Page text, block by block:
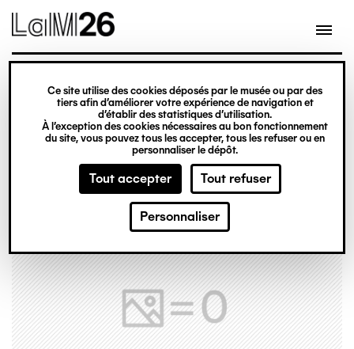
Gestion des cookies
Ce site utilise des cookies déposés par le musée ou par des
tiers afin d’améliorer votre expérience de navigation et
d’établir des statistiques d’utilisation.
À l’exception des cookies nécessaires au bon fonctionnement
du site, vous pouvez tous les accepter, tous les refuser ou en
personnaliser le dépôt.
Tout accepter Tout refuser
Personnaliser
contenu